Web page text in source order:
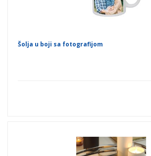
Šolja u boji sa fotografijom